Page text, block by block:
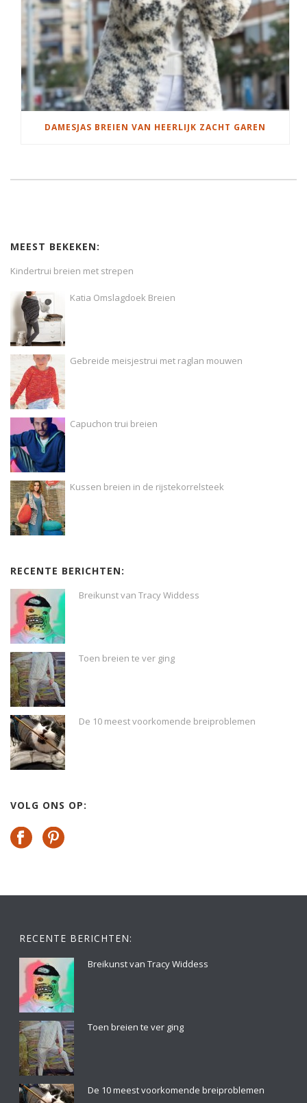
DAMESJAS BREIEN VAN HEERLIJK ZACHT GAREN
MEEST BEKEKEN:
Kindertrui breien met strepen
Katia Omslagdoek Breien
Gebreide meisjestrui met raglan mouwen
Capuchon trui breien
Kussen breien in de rijstekorrelsteek
RECENTE BERICHTEN:
Breikunst van Tracy Widdess
Toen breien te ver ging
De 10 meest voorkomende breiproblemen
VOLG ONS OP:
RECENTE BERICHTEN:
Breikunst van Tracy Widdess
Toen breien te ver ging
De 10 meest voorkomende breiproblemen